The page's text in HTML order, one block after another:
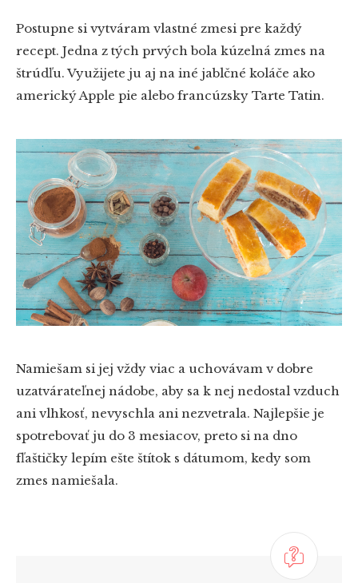
Postupne si vytváram vlastné zmesi pre každý
recept. Jedna z tých prvých bola kúzelná zmes na
štrúdľu. Využijete ju aj na iné jablčné koláče ako
americký Apple pie alebo francúzsky Tarte Tatin.
Namiešam si jej vždy viac a uchovávam v dobre
uzatvárateľnej nádobe, aby sa k nej nedostal vzduch
ani vlhkosť, nevyschla ani nezvetrala. Najlepšie je
spotrebovať ju do 3 mesiacov, preto si na dno
fľaštičky lepím ešte štítok s dátumom, kedy som
zmes namiešala.